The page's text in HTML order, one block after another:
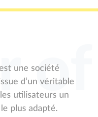
of
une société
d’un véritable
utilisateurs un
plus adapté.